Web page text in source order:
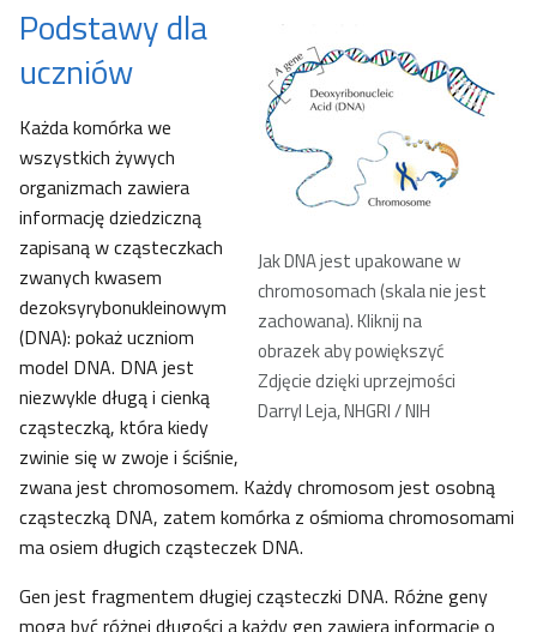
Jak DNA jest upakowane w
chromosomach (skala nie jest
zachowana). Kliknij na
obrazek aby powiększyć
Zdjęcie dzięki uprzejmości
Darryl Leja, NHGRI / NIH
Podstawy dla
uczniów
Każda komórka we
wszystkich żywych
organizmach zawiera
informację dziedziczną
zapisaną w cząsteczkach
zwanych kwasem
dezoksyrybonukleinowym
(DNA): pokaż uczniom
model DNA. DNA jest
niezwykle długą i cienką
cząsteczką, która kiedy
zwinie się w zwoje i ściśnie,
zwana jest chromosomem. Każdy chromosom jest osobną
cząsteczką DNA, zatem komórka z ośmioma chromosomami
ma osiem długich cząsteczek DNA.
Gen jest fragmentem długiej cząsteczki DNA. Różne geny
mogą być różnej długości a każdy gen zawiera informację o